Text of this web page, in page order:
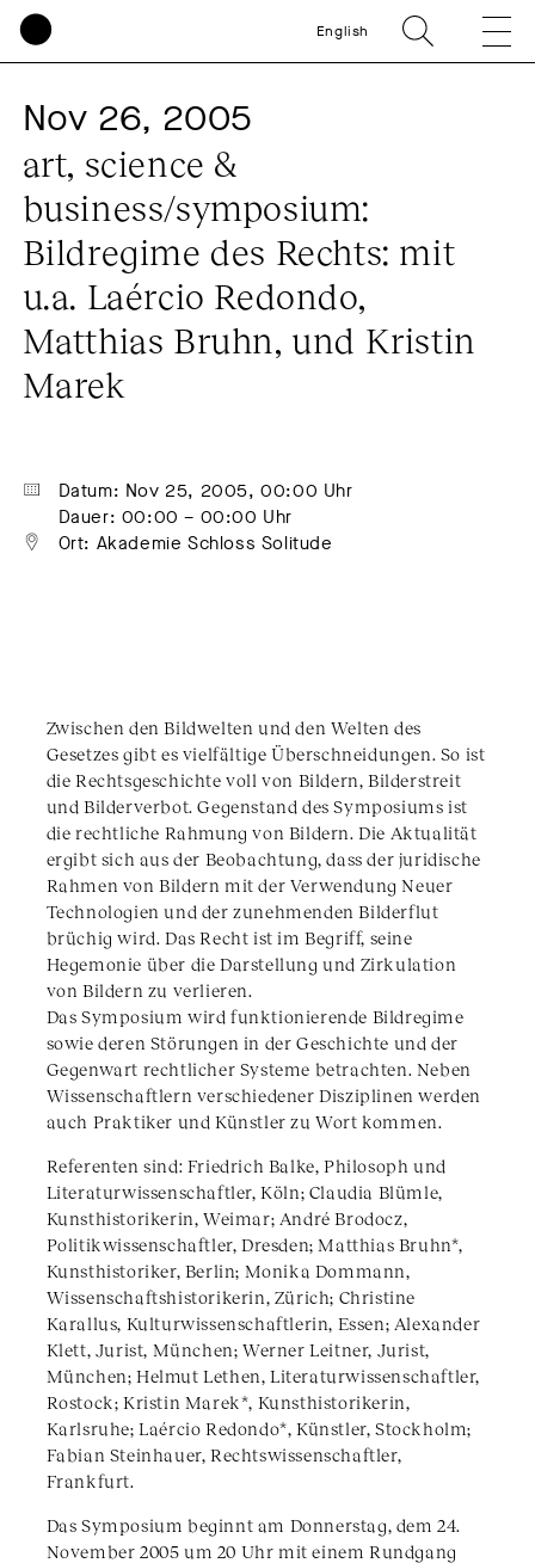
English
Nov 26, 2005
art, science &
business/symposium:
Bildregime des Rechts: mit
u.a. Laércio Redondo,
Matthias Bruhn, und Kristin
Marek
Datum: Nov 25, 2005, 00:00 Uhr
Dauer: 00:00 – 00:00 Uhr
Ort: Akademie Schloss Solitude
Zwischen den Bildwelten und den Welten des
Gesetzes gibt es vielfältige Überschneidungen. So ist
die Rechtsgeschichte voll von Bildern, Bilderstreit
und Bilderverbot. Gegenstand des Symposiums ist
die rechtliche Rahmung von Bildern. Die Aktualität
ergibt sich aus der Beobachtung, dass der juridische
Rahmen von Bildern mit der Verwendung Neuer
Technologien und der zunehmenden Bilderflut
brüchig wird. Das Recht ist im Begriff, seine
Hegemonie über die Darstellung und Zirkulation
von Bildern zu verlieren.
Das Symposium wird funktionierende Bildregime
sowie deren Störungen in der Geschichte und der
Gegenwart rechtlicher Systeme betrachten. Neben
Wissenschaftlern verschiedener Disziplinen werden
auch Praktiker und Künstler zu Wort kommen.
Referenten sind: Friedrich Balke, Philosoph und
Literaturwissenschaftler, Köln; Claudia Blümle,
Kunsthistorikerin, Weimar; André Brodocz,
Politikwissenschaftler, Dresden; Matthias Bruhn*,
Kunsthistoriker, Berlin; Monika Dommann,
Wissenschaftshistorikerin, Zürich; Christine
Karallus, Kulturwissenschaftlerin, Essen; Alexander
Klett, Jurist, München; Werner Leitner, Jurist,
München; Helmut Lethen, Literaturwissenschaftler,
Rostock; Kristin Marek*, Kunsthistorikerin,
Karlsruhe; Laércio Redondo*, Künstler, Stockholm;
Fabian Steinhauer, Rechtswissenschaftler,
Frankfurt.
Das Symposium beginnt am Donnerstag, dem 24.
November 2005 um 20 Uhr mit einem Rundgang